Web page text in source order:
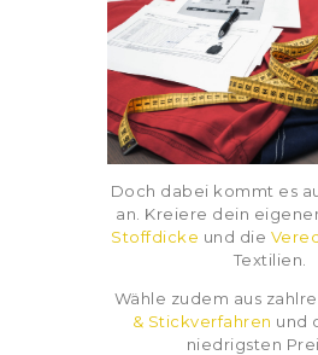
Doch dabei kommt es
an. Kreiere dein
Stoffdicke und die
Textilien.
Wähle zudem aus
& Stickverfahren und
niedrigsten